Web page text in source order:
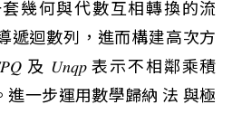
幾何與代數互相轉換的流
遞迴數列，進而構建高次方
及 𝑈𝑛𝑞𝑝 表示不相鄰乘積
進一步運用數學歸納 法 與極